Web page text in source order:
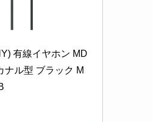
有線イヤホン MD
ナル型 ブラック M